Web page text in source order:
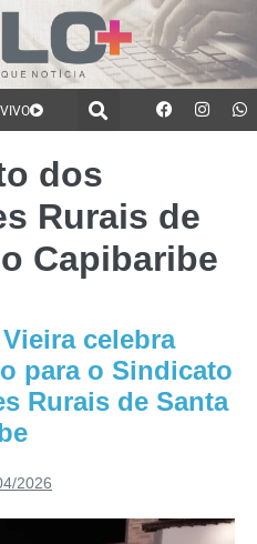
dos
Rurais de
Capibaribe
celebra
para o Sindicato
Rurais de Santa
2026